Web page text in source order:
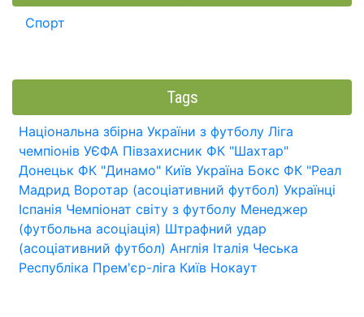
Спорт
Tags
Національна збірна України з футболу Ліга
чемпіонів УЄФА Півзахисник ФК "Шахтар"
Донецьк ФК "Динамо" Київ Україна Бокс ФК "Реал
Мадрид Воротар (асоціативний футбол) Українці
Іспанія Чемпіонат світу з футболу Менеджер
(футбольна асоціація) Штрафний удар
(асоціативний футбол) Англія Італія Чеська
Республіка Прем'єр-ліга Київ Нокаут